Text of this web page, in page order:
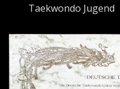
Taekwondo Jugend